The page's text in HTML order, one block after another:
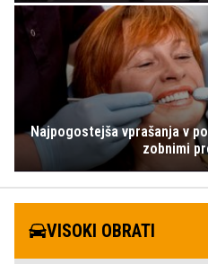
Najpogostejša vprašanja v
zobnimi
VISOKI OBRATI